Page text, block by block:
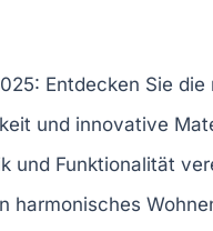
Entdecken Sie
und innovative
und Funktionalität
harmonisches